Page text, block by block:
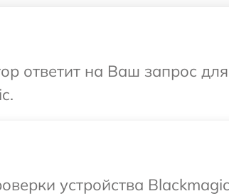
ответит на Ваш запрос для
устройства